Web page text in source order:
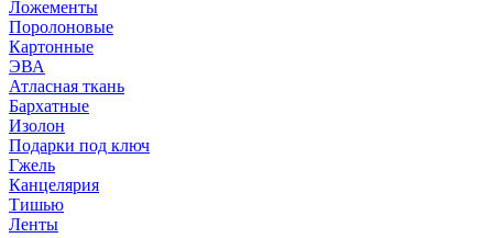
Ложементы
Поролоновые
Картонные
ЭВА
Атласная ткань
Бархатные
Изолон
Подарки под ключ
Гжель
Канцелярия
Тишью
Ленты